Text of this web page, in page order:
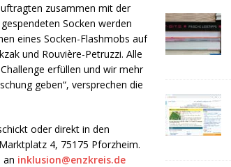
zusammen mit der
Socken werden
eines Socken-Flashmobs auf
und Rouvière-Petruzzi. Alle
erfüllen und wir mehr
geben“, versprechen die
oder direkt in den
4, 75175 Pforzheim.
an inklusion@enzkreis.de